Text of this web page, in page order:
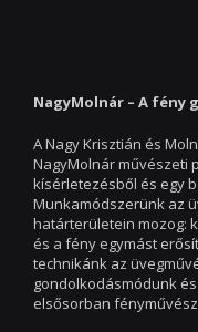
NagyMolnár – A fény
A Nagy Krisztián és
NagyMolnár művészeti
kísérletezésből és egy
Munkamódszerünk az
határterületein mozog:
és a fény egymást
technikánk az
gondolkodásmódunk
elsősorban